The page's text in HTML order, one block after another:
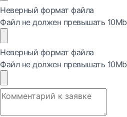
Неверный формат файла
Файл не должен превышать 10Mb
Неверный формат файла
Файл не должен превышать 10Mb